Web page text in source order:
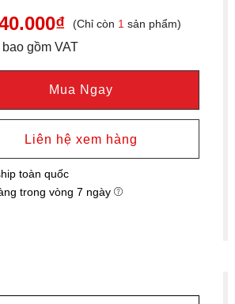
(Chỉ còn 1 sản phẩm)
gồm VAT
Mua Ngay
Liên hệ xem hàng
toàn quốc
trong vòng 7 ngày